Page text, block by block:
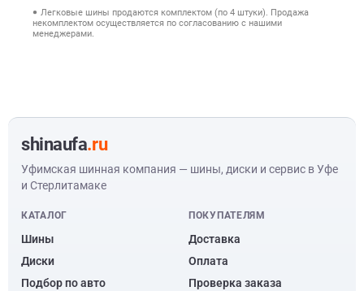
Легковые шины продаются комплектом (по 4 штуки). Продажа
некомплектом осуществляется по согласованию с нашими
менеджерами.
shinaufa.ru
Уфимская шинная компания — шины, диски и сервис в Уфе
и Стерлитамаке
КАТАЛОГ
Шины
Диски
Подбор по авто
ПОКУПАТЕЛЯМ
Доставка
Оплата
Проверка заказа